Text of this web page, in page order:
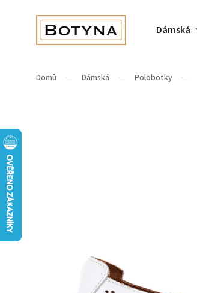
Dámská
Domů / Dámská / Polobotky /